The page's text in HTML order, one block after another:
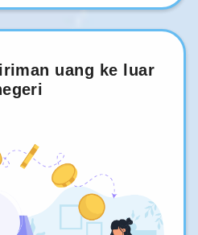
uang ke luar